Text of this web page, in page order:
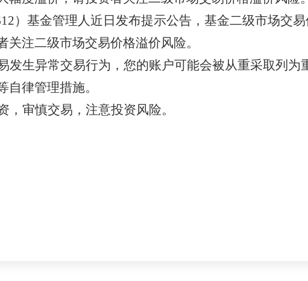
）基金管理人近日发布提示公告，基金二级市场交
注二级市场交易价格溢价风险。
发生异常交易行为，您的账户可能会被从重采取列为
自律管理措施。
，审慎交易，注意投资风险。